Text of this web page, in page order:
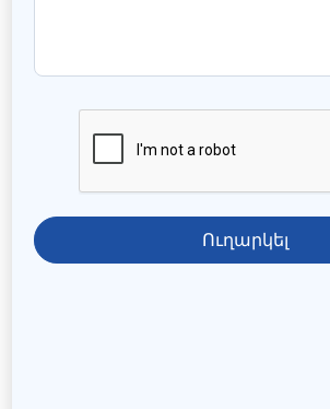
Ուղարկել